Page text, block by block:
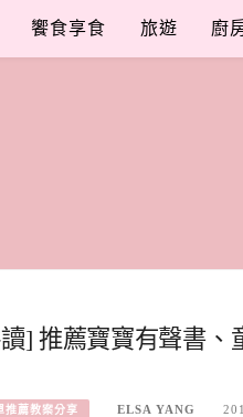
饗食享食 旅遊 廚
] 推薦寶寶有聲書、
推薦教案分享 ELSA YANG